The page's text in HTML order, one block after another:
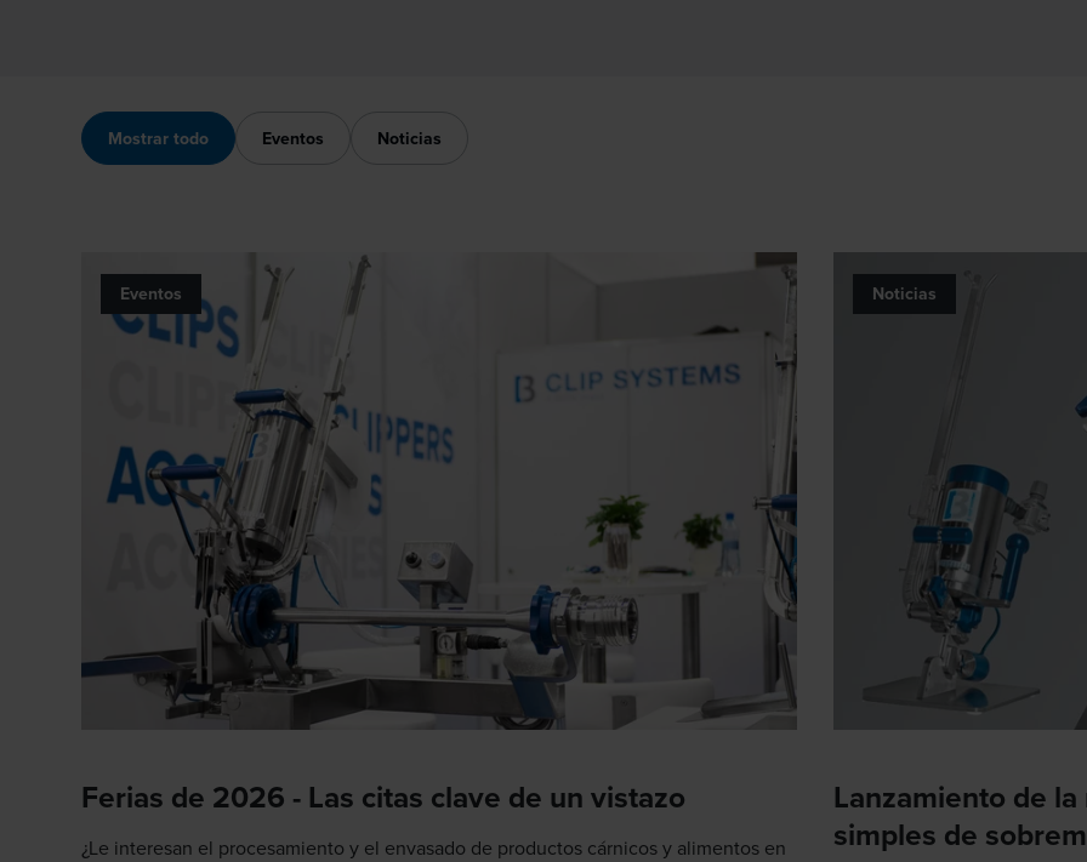
Mostrar todo Eventos Noticias
Eventos
Ferias de 2026 - Las citas clave de un vistazo
¿Le interesan el procesamiento y el envasado de productos cárnicos y alimentos en
Noticias
Lanzamiento de
simples de